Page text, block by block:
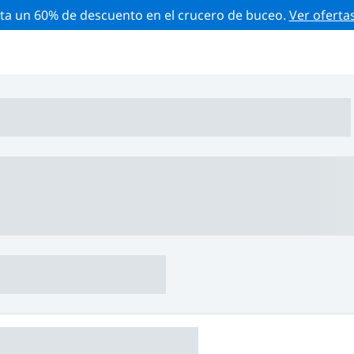
un 60% de descuento en el crucero de buceo. Ver